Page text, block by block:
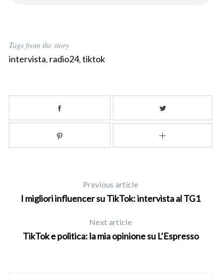
Tags from the story
intervista, radio24,tiktok
Previous article
I migliori influencer su TikTok: intervista al TG1
Next article
TikTok e politica: la mia opinione su L’Espresso
e
a
h
r